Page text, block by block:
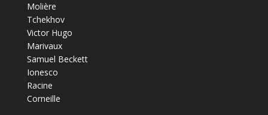
Molière
Tchekhov
Victor Hugo
Marivaux
Samuel Beckett
Ionesco
Racine
Corneille